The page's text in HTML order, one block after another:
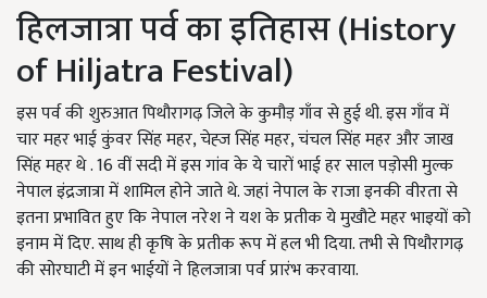
हिलजात्रा पर्व का इतिहास (History
of Hiljatra Festival)
इस पर्व की शुरुआत पिथौरागढ़ जिले के कुमौड़ गाँव से हुई थी. इस गाँव में
चार महर भाई कुंवर सिंह महर, चेह्ज सिंह महर, चंचल सिंह महर और जाख
सिंह महर थे . 16 वीं सदी में इस गांव के ये चारों भाई हर साल पड़ोसी मुल्क
नेपाल इंद्रजात्रा में शामिल होने जाते थे. जहां नेपाल के राजा इनकी वीरता से
इतना प्रभावित हुए कि नेपाल नरेश ने यश के प्रतीक ये मुखौटे महर भाइयों को
इनाम में दिए. साथ ही कृषि के प्रतीक रूप में हल भी दिया. तभी से पिथौरागढ़
की सोरघाटी में इन भाईयों ने हिलजात्रा पर्व प्रारंभ करवाया.